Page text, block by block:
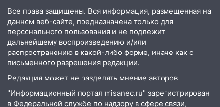
18:14 Прогноз погоды на 6 августа в
Ульяновской области
18:00 Мотофристайл, рок и силовой
экстрим: в Ульяновске пройдет
большой фестиваль «Наше время»
17:30
Где есть бензин в Ульяновске 5
августа после рабочего дня: список АЗС
Все права защищены. Вся информация, размещенная на
данном веб-сайте, предназначена только для
персонального пользования и не подлежит
дальнейшему воспроизведению и/или
распространению в какой-либо форме, иначе как с
письменного разрешения редакции.
Редакция может не разделять мнение авторов.
"Информационный портал misanec.ru" зарегистрирован
в Федеральной службе по надзору в сфере связи,